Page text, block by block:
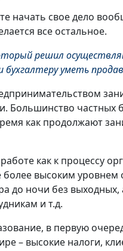
начать свое дело
все остальное.
решил
уметь
Большинство частных
как продолжают
как к процессу
высоким уровнем
до ночи без
и т.д.
в первую
– высокие налоги,